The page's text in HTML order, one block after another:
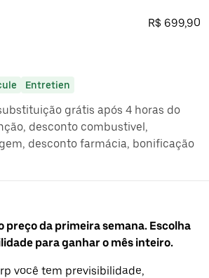
R$ 699,90
Entretien
grátis após 4 horas do
desconto combustivel,
desconto farmácia, bonificação
preço da primeira semana. Escolha
para ganhar o mês inteiro.
você tem previsibilidade,